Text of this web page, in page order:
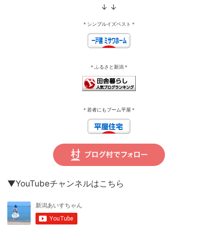
↓ ↓
＊シンプルイズベスト＊
＊ふるさと新潟＊
＊若者にもブーム平屋＊
▼YouTubeチャンネルはこちら